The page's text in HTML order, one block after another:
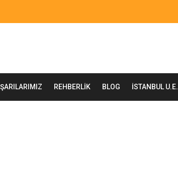
REHBERLIK BLOG İSTANBUL U.E.